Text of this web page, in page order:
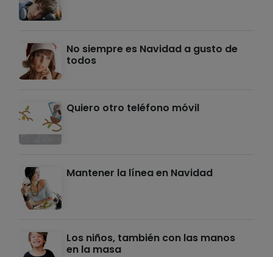
No siempre es Navidad a gusto de
todos
Quiero otro teléfono móvil
Mantener la línea en Navidad
Los niños, también con las manos
en la masa